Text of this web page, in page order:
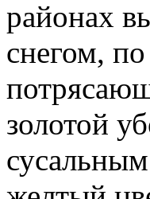
районах
снегом,
золотой